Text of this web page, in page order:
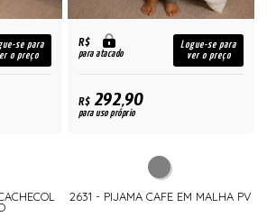
se para
o preço
R$
para atacado
Logue-se para
ver o preço
R$292,90
para uso próprio
2631 - PIJAMA CAFE EM MALHA PV